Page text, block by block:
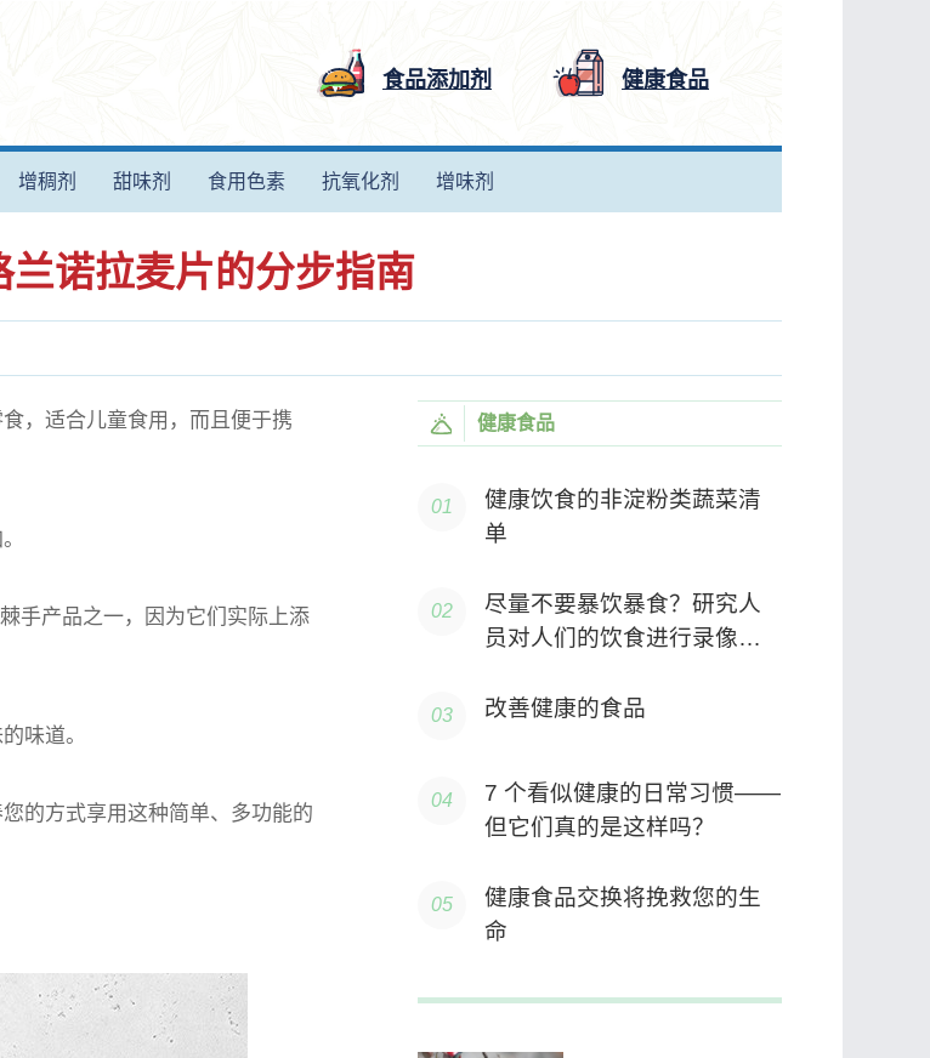
食品添加剂 健康食品
增稠剂 甜味剂 食用色素 抗氧化剂 增味剂
兰诺拉麦片的分步指南
，适合儿童食用，而且便于携
手产品之一，因为它们实际上添
味道。
的方式享用这种简单、多功能的
健康食品
健康饮食的非淀粉类蔬菜清
单
尽量不要暴饮暴食？研究人
员对人们的饮食进行录像并
改善健康的食品
7 个看似健康的日常习惯——
但它们真的是这样吗？
健康食品交换将挽救您的生
命